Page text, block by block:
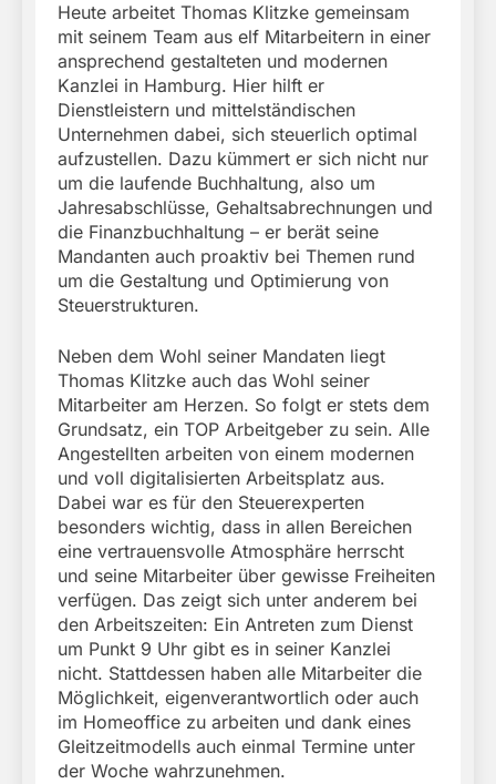
Heute arbeitet Thomas Klitzke gemeinsam
mit seinem Team aus elf Mitarbeitern in einer
ansprechend gestalteten und modernen
Kanzlei in Hamburg. Hier hilft er
Dienstleistern und mittelständischen
Unternehmen dabei, sich steuerlich optimal
aufzustellen. Dazu kümmert er sich nicht nur
um die laufende Buchhaltung, also um
Jahresabschlüsse, Gehaltsabrechnungen und
die Finanzbuchhaltung – er berät seine
Mandanten auch proaktiv bei Themen rund
um die Gestaltung und Optimierung von
Steuerstrukturen.
Neben dem Wohl seiner Mandaten liegt
Thomas Klitzke auch das Wohl seiner
Mitarbeiter am Herzen. So folgt er stets dem
Grundsatz, ein TOP Arbeitgeber zu sein. Alle
Angestellten arbeiten von einem modernen
und voll digitalisierten Arbeitsplatz aus.
Dabei war es für den Steuerexperten
besonders wichtig, dass in allen Bereichen
eine vertrauensvolle Atmosphäre herrscht
und seine Mitarbeiter über gewisse Freiheiten
verfügen. Das zeigt sich unter anderem bei
den Arbeitszeiten: Ein Antreten zum Dienst
um Punkt 9 Uhr gibt es in seiner Kanzlei
nicht. Stattdessen haben alle Mitarbeiter die
Möglichkeit, eigenverantwortlich oder auch
im Homeoffice zu arbeiten und dank eines
Gleitzeitmodells auch einmal Termine unter
der Woche wahrzunehmen.